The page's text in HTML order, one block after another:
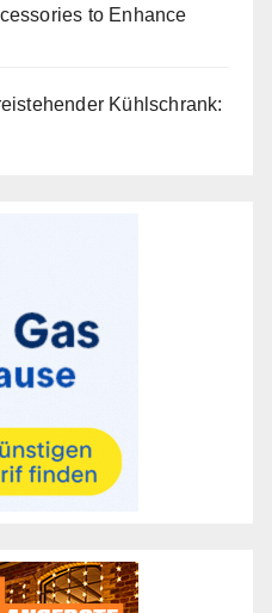
to Enhance
Kühlschrank: